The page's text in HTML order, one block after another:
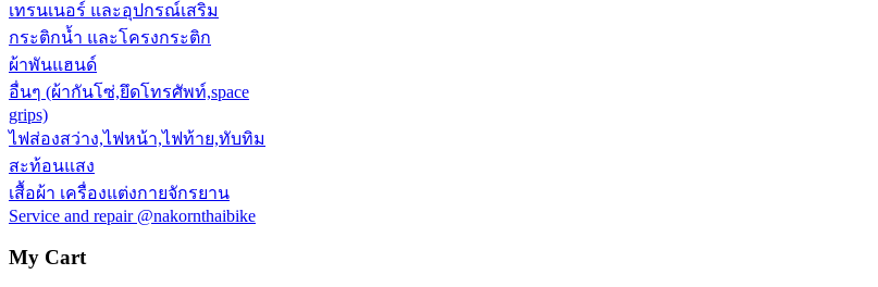
เทรนเนอร์ และอุปกรณ์เสริม
กระติกน้ำ และโครงกระติก
ผ้าพันแฮนด์
อื่นๆ (ผ้ากันโซ่,ยึดโทรศัพท์,space
grips)
ไฟส่องสว่าง,ไฟหน้า,ไฟท้าย,ทับทิม
สะท้อนแสง
เสื้อผ้า เครื่องแต่งกายจักรยาน
Service and repair @nakornthaibike
My Cart